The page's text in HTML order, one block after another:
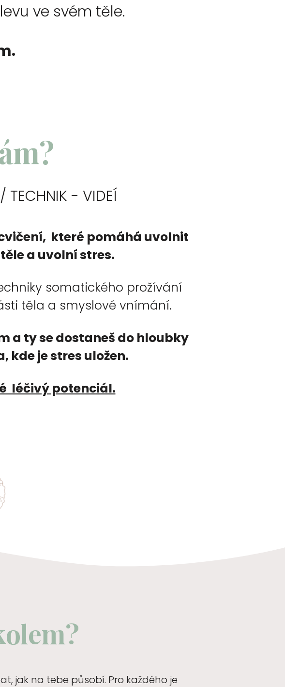
ve svém těle.
- VIDEÍ
které pomáhá uvolnit
a uvolní stres.
somatického prožívání
těla a smyslové vnímání.
a ty se dostaneš do hloubky
kde je stres uložen.
léčivý potenciál.
jak na tebe působí. Pro každého je